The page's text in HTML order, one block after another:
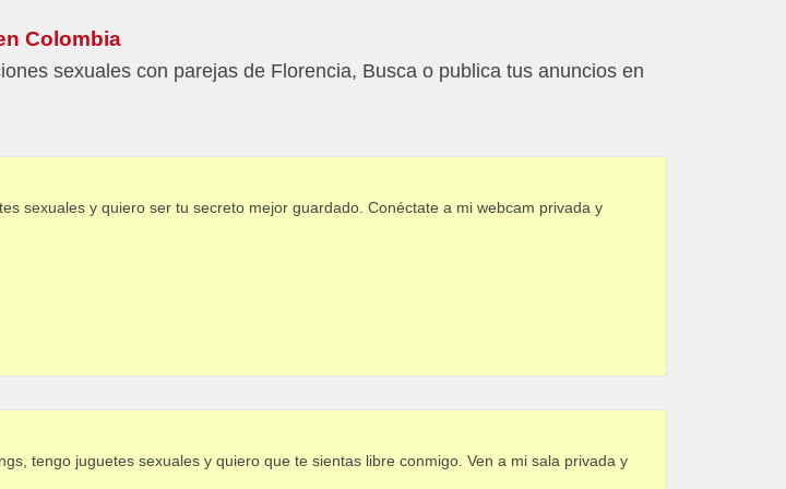
Colombia
sexuales con parejas de Florencia, Busca o publica tus anuncios en
sexuales y quiero ser tu secreto mejor guardado. Conéctate a mi webcam privada y
tengo juguetes sexuales y quiero que te sientas libre conmigo. Ven a mi sala privada y